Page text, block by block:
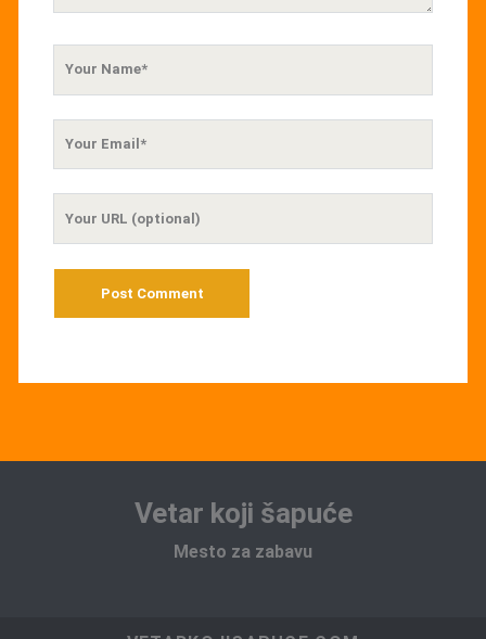
Vetar koji šapuće
Mesto za zabavu